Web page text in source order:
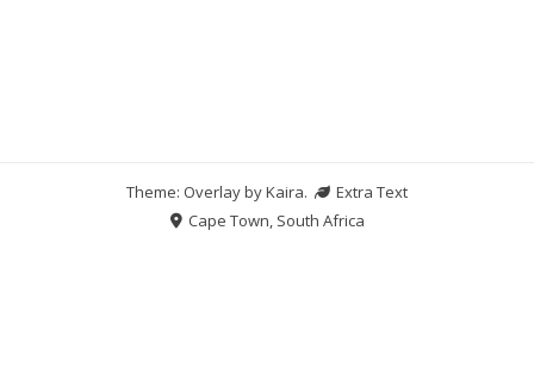
Theme: Overlay byKaira.
Extra Text
Cape Town, South Africa